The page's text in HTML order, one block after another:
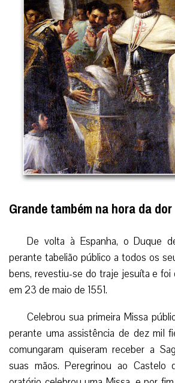
Grande também na hora da dor
De volta à Espanha, o Duque
perante tabelião público a todos os
bens, revestiu-se do traje jesuíta e foi
em 23 de maio de 1551.
Celebrou sua primeira Missa
perante uma assistência de dez mil
comungaram quiseram receber a
suas mãos. Peregrinou ao Castelo